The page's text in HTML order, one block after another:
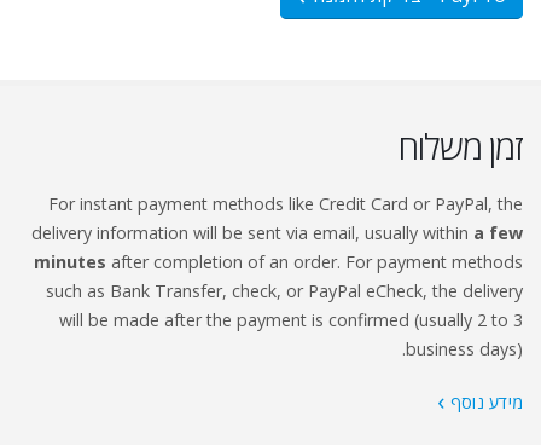
זמן משלוח
For instant payment methods like Credit Card or PayPal, the
delivery information will be sent via email, usually within a few
minutes after completion of an order. For payment methods
such as Bank Transfer, check, or PayPal eCheck, the delivery
will be made after the payment is confirmed (usually 2 to 3
business days).
‏‏מידע נוסף